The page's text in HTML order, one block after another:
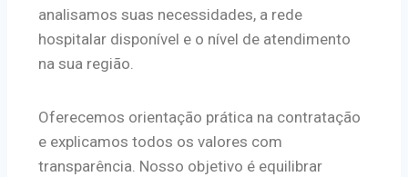
analisamos suas necessidades, a rede
hospitalar disponível e o nível de atendimento
na sua região.
Oferecemos orientação prática na contratação
e explicamos todos os valores com
transparência. Nosso objetivo é equilibrar